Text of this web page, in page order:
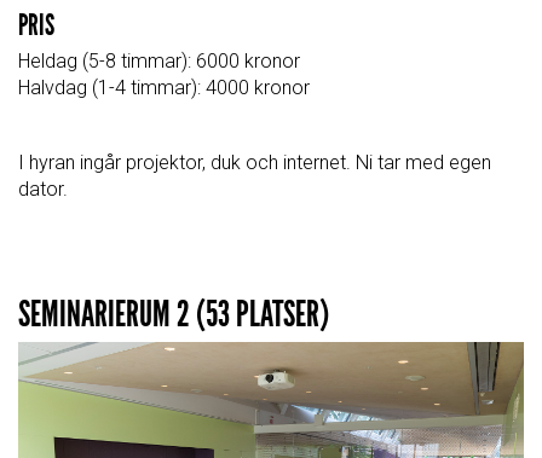
PRIS
Heldag (5-8 timmar): 6000 kronor
Halvdag (1-4 timmar): 4000 kronor
I hyran ingår projektor, duk och internet. Ni tar med egen
dator.
SEMINARIERUM 2 (53 PLATSER)